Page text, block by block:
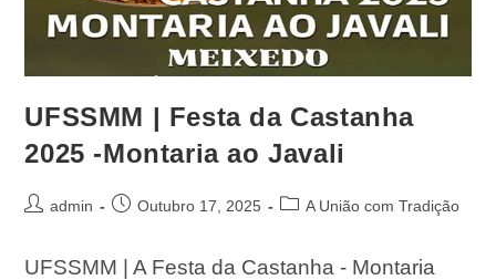
UFSSMM | Festa da Castanha
2025 -Montaria ao Javali
admin Outubro 17, 2025 A União com Tradição
UFSSMM | A Festa da Castanha - Montaria